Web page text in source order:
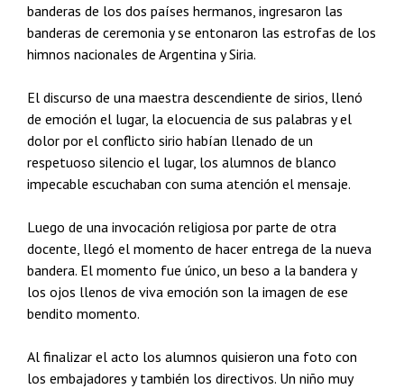
banderas de los dos países hermanos, ingresaron las
banderas de ceremonia y se entonaron las estrofas de los
himnos nacionales de Argentina y Siria.
El discurso de una maestra descendiente de sirios, llenó
de emoción el lugar, la elocuencia de sus palabras y el
dolor por el conflicto sirio habían llenado de un
respetuoso silencio el lugar, los alumnos de blanco
impecable escuchaban con suma atención el mensaje.
Luego de una invocación religiosa por parte de otra
docente, llegó el momento de hacer entrega de la nueva
bandera. El momento fue único, un beso a la bandera y
los ojos llenos de viva emoción son la imagen de ese
bendito momento.
Al finalizar el acto los alumnos quisieron una foto con
los embajadores y también los directivos. Un niño muy